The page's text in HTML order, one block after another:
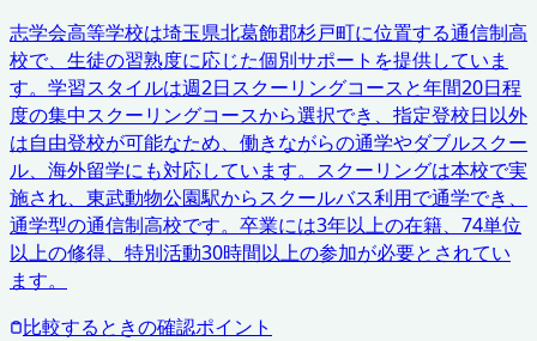
志学会高等学校は埼玉県北葛飾郡杉戸町に位置する通信制高
校で、生徒の習熟度に応じた個別サポートを提供していま
す。学習スタイルは週2日スクーリングコースと年間20日程
度の集中スクーリングコースから選択でき、指定登校日以外
は自由登校が可能なため、働きながらの通学やダブルスクー
ル、海外留学にも対応しています。スクーリングは本校で実
施され、東武動物公園駅からスクールバス利用で通学でき、
通学型の通信制高校です。卒業には3年以上の在籍、74単位
以上の修得、特別活動30時間以上の参加が必要とされてい
ます。
比較するときの確認ポイント